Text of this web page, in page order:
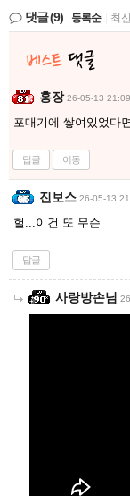
댓글(9) 등록순 최
홍장 26-05-13 21:09
포대기에 쌓여있었다
답글 이동
진보스 26-05-13
헐...이건 또 무슨
답글
사랑방손님